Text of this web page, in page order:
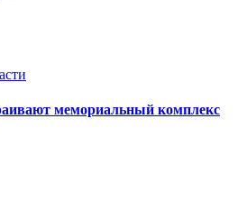
мемориальный комплекс